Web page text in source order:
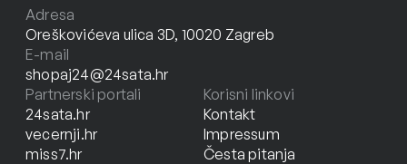
Adresa
Oreškovićeva ulica 3D, 10020 Zagreb
E-mail
shopaj24@24sata.hr
Partnerski portali
24sata.hr
vecernji.hr
miss7.hr
Korisni linkovi
Kontakt
Impressum
Česta pitanja